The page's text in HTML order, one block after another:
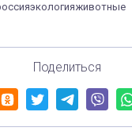
экологияживотные
Поделиться